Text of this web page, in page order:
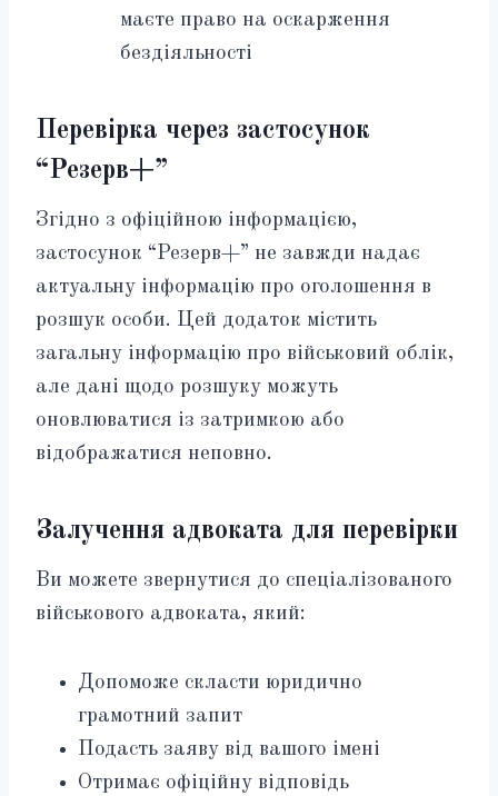
маєте право на оскарження
бездіяльності
Перевірка через застосунок
“Резерв+”
Згідно з офіційною інформацією,
застосунок “Резерв+” не завжди надає
актуальну інформацію про оголошення в
розшук особи. Цей додаток містить
загальну інформацію про військовий облік,
але дані щодо розшуку можуть
оновлюватися із затримкою або
відображатися неповно.
Залучення адвоката для перевірки
Ви можете звернутися до спеціалізованого
військового адвоката, який:
Допоможе скласти юридично
грамотний запит
Подасть заяву від вашого імені
Отримає офіційну відповідь